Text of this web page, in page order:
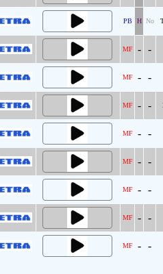
PB H No
MF - -
MF - -
MF - -
MF - -
MF - -
MF - -
MF - -
MF - -